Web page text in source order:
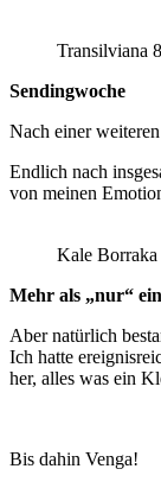
Transilviana
Sendingwoche
Nach einer
Endlich nach
von meinen
Kale Borraka
Mehr als „nur“
Aber natürlich
Ich hatte
her, alles was ein
Bis dahin Venga!